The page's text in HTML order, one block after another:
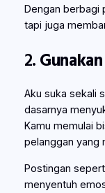
Dengan berbagi
tapi juga
2.
Aku suka sekali
dasarnya
Kamu memulai
pelanggan yang
Postingan
menyentuh